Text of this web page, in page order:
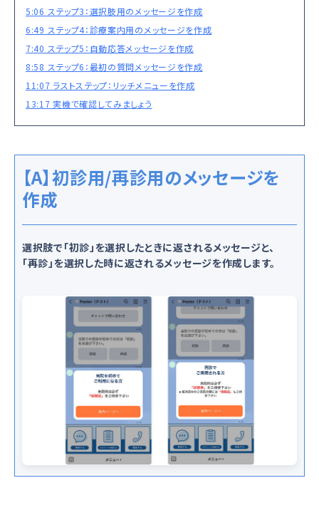
5:06 ステップ3：選択肢用のメッセージを作成
6:49 ステップ4：診療案内用のメッセージを作成
7:40 ステップ5：自動応答メッセージを作成
8:58 ステップ6：最初の質問メッセージを作成
11:07 ラストステップ：リッチメニューを作成
13:17 実機で確認してみましょう
【A】初診用/再診用のメッセージを
作成
選択肢で「初診」を選択したときに返されるメッセージと、
「再診」を選択した時に返されるメッセージを作成します。